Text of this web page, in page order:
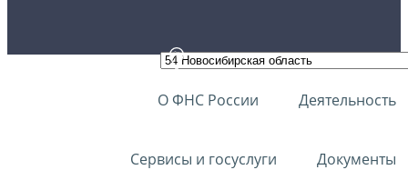
О ФНС России Деятельность
Сервисы и госуслуги Документы